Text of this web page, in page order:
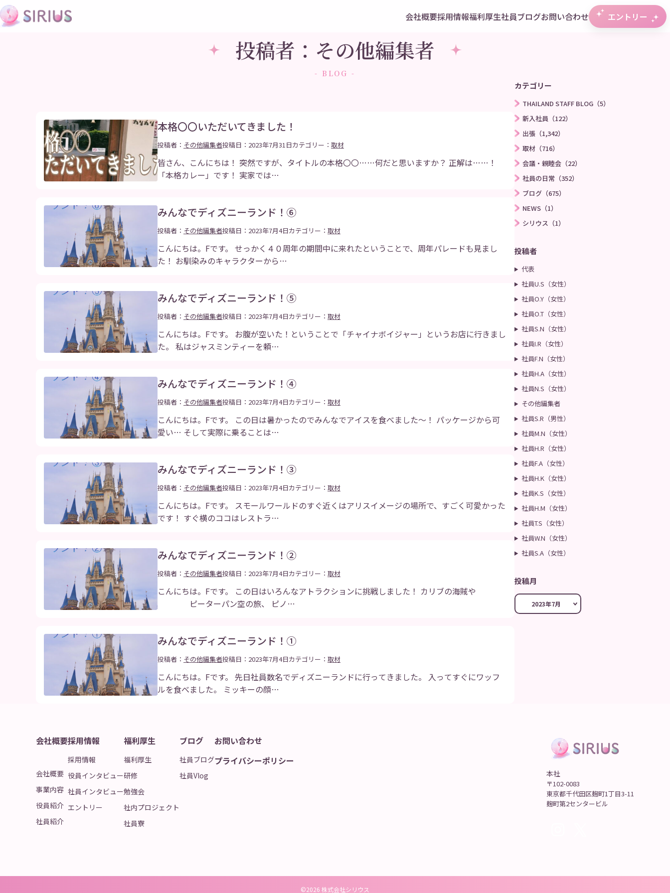
会社概要採用情報福利厚生社員ブログお問い合わせ エントリー
投稿者：その他編集者
- BLOG -
本格〇〇いただいてきました！
投稿者： その他編集者投稿日：2023年7月31日カテゴリー： 取材
皆さん、こんにちは！ 突然ですが、タイトルの本格〇〇……何だと思いますか？ 正解は……！
「本格カレー」です！ 実家では…
みんなでディズニーランド！⑥
投稿者： その他編集者投稿日：2023年7月4日カテゴリー： 取材
こんにちは。Fです。 せっかく４０周年の期間中に来れたということで、周年パレードも見まし
た！ お馴染みのキャラクターから…
みんなでディズニーランド！⑤
投稿者： その他編集者投稿日：2023年7月4日カテゴリー： 取材
こんにちは。Fです。 お腹が空いた！ということで「チャイナボイジャー」というお店に行きまし
た。 私はジャスミンティーを頼…
みんなでディズニーランド！④
投稿者： その他編集者投稿日：2023年7月4日カテゴリー： 取材
こんにちは。Fです。 この日は暑かったのでみんなでアイスを食べました〜！ パッケージから可
愛い… そして実際に乗ることは…
みんなでディズニーランド！③
投稿者： その他編集者投稿日：2023年7月4日カテゴリー： 取材
こんにちは。Fです。 スモールワールドのすぐ近くはアリスイメージの場所で、すごく可愛かった
です！ すぐ横のココはレストラ…
みんなでディズニーランド！②
投稿者： その他編集者投稿日：2023年7月4日カテゴリー： 取材
こんにちは。Fです。 この日はいろんなアトラクションに挑戦しました！ カリブの海賊や
ピーターパン空の旅、 ピノ…
みんなでディズニーランド！①
投稿者： その他編集者投稿日：2023年7月4日カテゴリー： 取材
こんにちは。Fです。 先日社員数名でディズニーランドに行ってきました。 入ってすぐにワッフ
ルを食べました。 ミッキーの顔…
カテゴリー
THAILAND STAFF BLOG（5）
新入社員（122）
出張（1,342）
取材（716）
会議・親睦会（22）
社員の日常（352）
ブログ（675）
NEWS（1）
シリウス（1）
投稿者
代表
社員U.S（女性）
社員O.Y（女性）
社員O.T（女性）
社員S.N（女性）
社員I.R（女性）
社員F.N（女性）
社員H.A（女性）
社員N.S（女性）
その他編集者
社員S.R（男性）
社員M.N（女性）
社員H.R（女性）
社員F.A（女性）
社員H.K（女性）
社員K.S（女性）
社員H.M（女性）
社員T.S（女性）
社員W.N（女性）
社員S.A（女性）
投稿月
会社概要
会社概要
事業内容
役員紹介
社員紹介
採用情報
採用情報
役員インタビュー
社員インタビュー
エントリー
福利厚生
福利厚生
研修
勉強会
社内プロジェクト
社員寮
ブログ
社員ブログ
社員Vlog
お問い合わせ
プライバシーポリシー
本社
〒102-0083
東京都千代田区麹町1丁目3-11
麹町第2センタービル
©2026 株式会社シリウス